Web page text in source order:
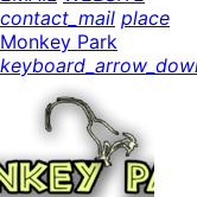
contact_mail place
Monkey Park